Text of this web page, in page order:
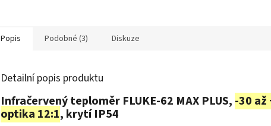
Popis Podobné (3) Diskuze
Detailní popis produktu
Infračervený teploměr FLUKE-62 MAX PLUS, -30 až
optika 12:1, krytí IP54